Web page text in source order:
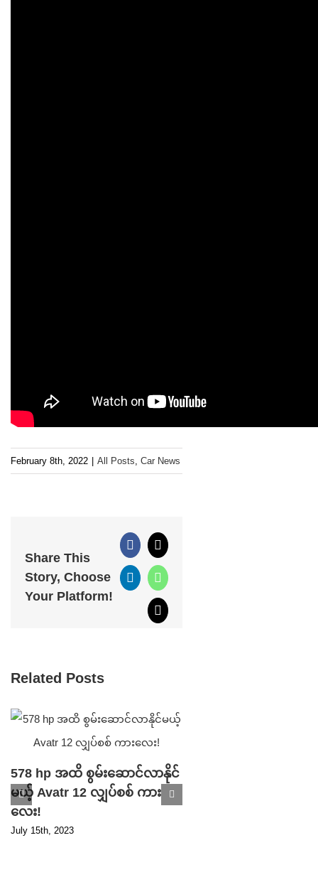
February 8th, 2022 All Posts, Car News
Share This
Story, Choose
Your Platform!
Facebook
X
LinkedInWhatsApp
Email
Related Posts
578 hp အထိ စွမ်းဆောင်လာနိုင်
မယ့် Avatr 12 လျှပ်စစ် ကား
လေး!
July 15th, 2023